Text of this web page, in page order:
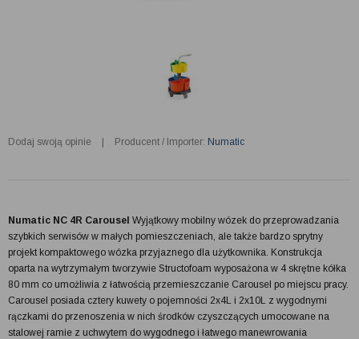
Dodaj swoją opinie Producent / Importer: Numatic
Numatic NC 4R Carousel Wyjątkowy mobilny wózek do przeprowadzania
szybkich serwisów w małych pomieszczeniach, ale także bardzo sprytny
projekt kompaktowego wózka przyjaznego dla użytkownika. Konstrukcja
oparta na wytrzymałym tworzywie Structofoam wyposażona w 4 skrętne kółka
80 mm co umożliwia z łatwością przemieszczanie Carousel po miejscu pracy.
Carousel posiada cztery kuwety o pojemności 2x4L i 2x10L z wygodnymi
rączkami do przenoszenia w nich środków czyszczących umocowane na
stalowej ramie z uchwytem do wygodnego i łatwego manewrowania